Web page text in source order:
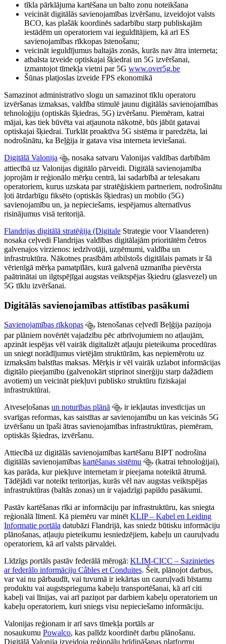
tīkla pārklājuma kartēšana un balto zonu noteikšana
veicināt digitālās savienojamības izvēršanu, izveidojot valsts
BCO, kas plašāk koordinēs sadarbību starp publiskajām
iestādēm un operatoriem vai ieguldītājiem, kā arī ES
savienojamības rīkkopas īstenošanu;
veicināt ieguldījumus baltajās zonās, kurās nav ātra interneta;
atbalsta izveide optiskajai šķiedrai un 5G izvēršanai,
izmantojot tīmekļa vietni par 5G www.over5g.be
Šūnas platjoslas izveide FPS ekonomikā
Samazinot administratīvo slogu un samazinot tīklu operatoru
izvēršanas izmaksas, valdība stimulē jaunu digitālās savienojamības
tehnoloģiju (optiskās šķiedras, 5G) izvēršanu. Piemēram, katrai
mājai, kas tiek būvēta vai atjaunota nākotnē, būs jābūt gatavai
optiskajai šķiedrai. Turklāt proaktīva 5G sistēma ir paredzēta, lai
nodrošinātu, ka Beļģija ir gatava visa interneta ieviešanai.
Digitālā Valonija
nosaka satvaru Valonijas valdības darbībām
attiecībā uz Valonijas digitālo pārveidi. Digitālā savienojamība
joprojām ir reģionālo mērķu centrā, lai sadarbībā ar telesakaru
operatoriem, kurus uzskata par stratēģiskiem partneriem, nodrošinātu
ļoti ātrdarbīgu fiksēto (optiskās šķiedras) un mobilo (5G)
savienojamību un, ja nepieciešams, iespējamus alternatīvus
risinājumus visā teritorijā.
Flandrijas digitālā stratēģija (Digitale Strategie voor Vlaanderen)
nosaka ceļvedi Flandrijas valdības digitālajām prioritātēm četros
galvenajos virzienos: iedzīvotāji, uzņēmumi, valdība un
infrastruktūra. Nākotnes prasībām atbilstošs digitālais pamats ir šā
vērienīgā mērķa pamatpīlārs, kurā galvenā uzmanība pievērsta
paātrinātai un ilgtspējīgai augstas veiktspējas šķiedru (glasvezel) un
5G tīklu izvēršanai.
Digitālās savienojamības attīstības pasākumi
Savienojamības rīkkopas
īstenošanas ceļvedī Beļģija paziņoja
par plāniem novērtēt vajadzību pēc atbrīvojumiem no atļaujām,
apzināt iespējas vēl vairāk digitalizēt atļauju pieteikuma procedūras
un sniegt norādījumus vietējām struktūrām, kas nepiemērotu uz
izmaksām balstītas maksas. Mērķis ir vēl vairāk uzlabot informācijas
digitālo pieejamību (galvenokārt stiprinot sinerģiju starp dažādiem
avotiem) un veicināt piekļuvi publisko struktūru fiziskajai
infrastruktūrai.
Atveseļošanas un noturības plānā
ir iekļautas investīcijas un
svarīgas reformas, kas saistītas ar savienojamību un kas veicinās 5G
izvēršanu un īpaši ātras savienojamības infrastruktūras, piemēram,
optiskās šķiedras, izvēršanu.
Attiecībā uz digitālās savienojamības kartēšanu BIPT nodrošina
digitālās savienojamības kartēšanas sistēmu
(katrai tehnoloģijai),
kas parāda, kur piekļuve internetam ir pieejama noteiktā ātrumā.
Tādējādi var noteikt teritorijas, kurās vēl nav augstas veiktspējas
infrastruktūras (baltās zonas) un ir vajadzīgi papildu pasākumi.
Pastāv kartēšanas rīki ar informāciju par infrastruktūru, kas sniegta
reģionālā līmenī. Kā piemēru var minēt KLIP – Kabel en Leiding
Informatie portāla datubāzi Flandrijā, kas sniedz būtisku informāciju
plānošanas, atļauju pieteikumu iesniedzējiem, kabeļu un cauruļvadu
operatoriem, kā arī valsts pārvaldei.
Līdzīgs portāls pastāv federālā mērogā: KLIM-CICC – Sazinieties
ar federālo informāciju Câbles et Conduites. Šeit, plānojot darbus,
var vai nu pārbaudīt, vai tuvumā ir iekārtas un cauruļvadi bīstamu
produktu vai augstsprieguma kabeļu transportēšanai, kā arī citi
kabeļi vai līnijas, vai arī paziņot par darbiem kabeļu operatoriem un
kabeļu operatoriem, kuri sniegs visu nepieciešamo informāciju.
Valonijas reģionam ir arī savs tīmekļa portāls ar
nosaukumu Powalco, kas palīdz koordinēt darbu plānošanu.
Digitālā Valonija izveidoja reģionālu brīdināšanas platformu